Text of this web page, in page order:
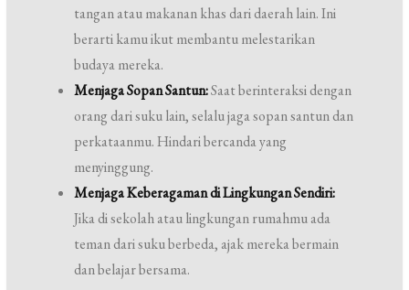
tangan atau makanan khas dari daerah lain. Ini
berarti kamu ikut membantu melestarikan
budaya mereka.
Menjaga Sopan Santun:Saat berinteraksi dengan
orang dari suku lain, selalu jaga sopan santun dan
perkataanmu. Hindari bercanda yang
menyinggung.
Menjaga Keberagaman di Lingkungan Sendiri:
Jika di sekolah atau lingkungan rumahmu ada
teman dari suku berbeda, ajak mereka bermain
dan belajar bersama.